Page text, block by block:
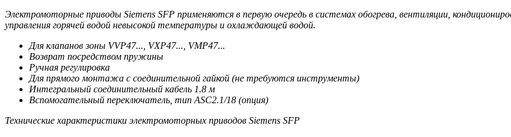
Электромоторные приводы Siemens SFP применяются в первую очередь в системах обогрева, вентиляции,
управления горячей водой невысокой температуры и охлаждающей водой.
Для клапанов зоны VVP47..., VXP47..., VMP47...
Возврат посредством пружины
Ручная регулировка
Для прямого монтажа с соединительной гайкой (не требуются инструменты)
Интегральный соединительный кабель 1.8 м
Вспомогательный переключатель, тип ASC2.1/18 (опция)
Технические характеристики электромоторных приводов Siemens SFP